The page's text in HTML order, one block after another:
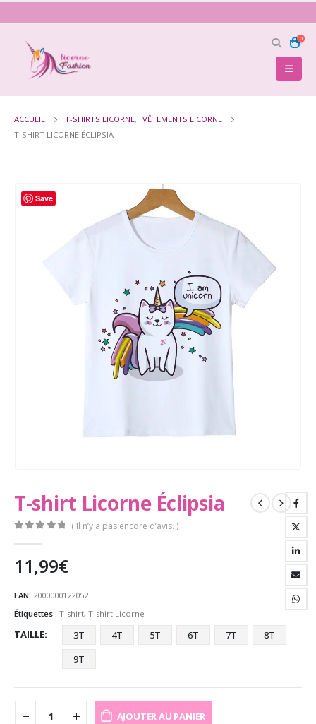
0
ACCUEIL T-SHIRTS LICORNE, VÊTEMENTS LICORNE
T-SHIRT LICORNE ÉCLIPSIA
Save
T-shirt Licorne Éclipsia
( Il n’y a pas encore d’avis. )
11,99€
EAN: 2000000122052
Étiquettes : T-shirt, T-shirt Licorne
TAILLE 3T 4T 5T 6T 7T
8T
9T
AJOUTER AU PANIER